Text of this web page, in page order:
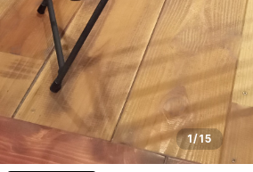
1/15